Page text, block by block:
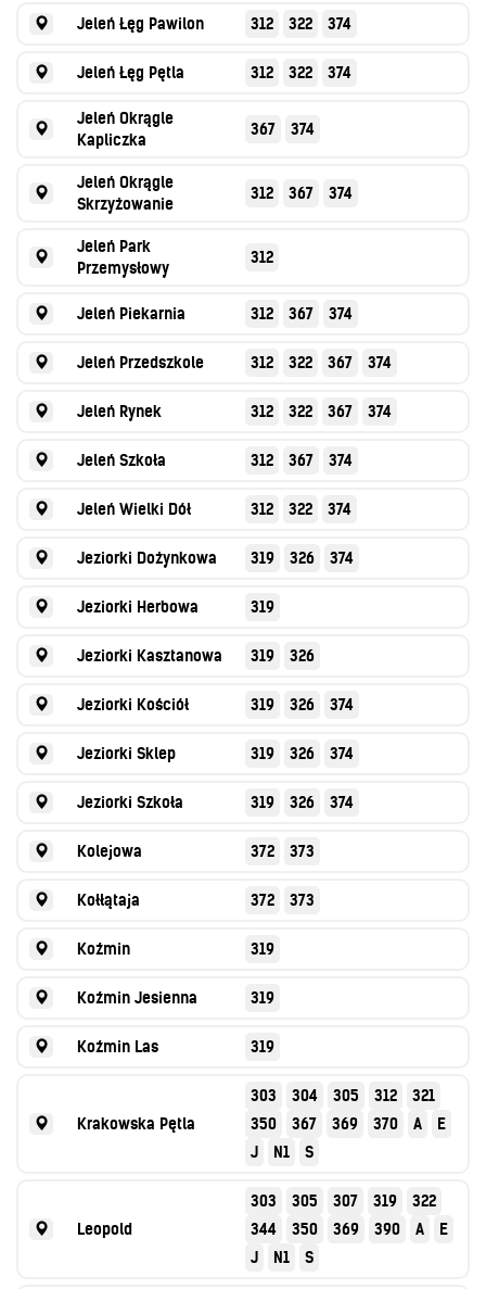
Jeleń Łęg Pawilon 312 322 374
Jeleń Łęg Pętla 312 322 374
Jeleń Okrągle
Kapliczka
367 374
Jeleń Okrągle
Skrzyżowanie
312 367 374
Jeleń Park
Przemysłowy
312
Jeleń Piekarnia 312 367 374
Jeleń Przedszkole 312 322 367 374
Jeleń Rynek 312 322 367 374
Jeleń Szkoła 312 367 374
Jeleń Wielki Dół 312 322 374
Jeziorki Dożynkowa 319 326 374
Jeziorki Herbowa 319
Jeziorki Kasztanowa 319 326
Jeziorki Kościół 319 326 374
Jeziorki Sklep 319 326 374
Jeziorki Szkoła 319 326 374
Kolejowa 372 373
Kołłątaja 372 373
Koźmin 319
Koźmin Jesienna 319
Koźmin Las 319
Krakowska Pętla
303 304 305 312
321
350
367 369 370 A
E
J
N1 S
Leopold
303 305 307 319
322
344
350 369 390 A
E
J
N1 S